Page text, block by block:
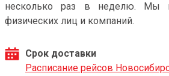
несколько раз в неделю. Мы
физических лиц и компаний.
Срок доставки
Расписание рейсов